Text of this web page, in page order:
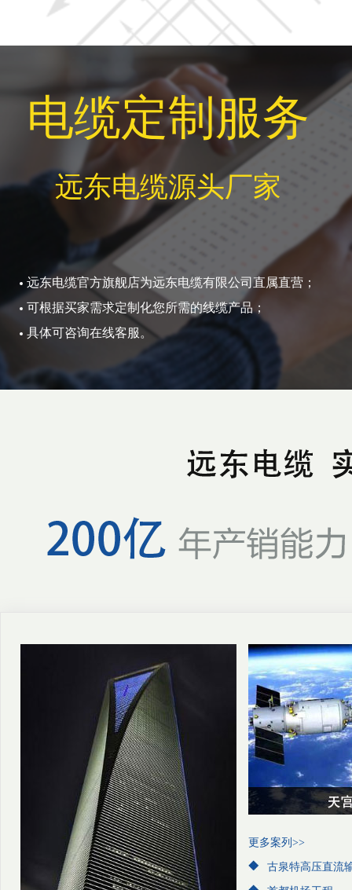
电缆定制服务
远东电缆源头厂家
远东电缆官方旗舰店为远东电缆有限公司直属直营；
可根据买家需求定制化您所需的线缆产品；
具体可咨询在线客服。
更多案列>>
古泉特高压直流